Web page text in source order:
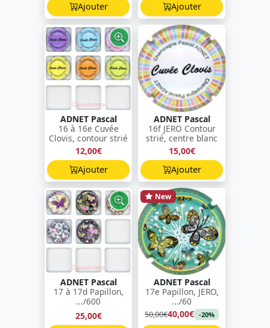
Ajouter
Ajouter
ADNET Pascal
16 à 16e Cuvée
Clovis, contour strié
12,00€
Ajouter
ADNET Pascal
16f JERO Contour
strié, centre blanc
15,00€
Ajouter
ADNET Pascal
17 à 17d Papillon,
.../600
25,00€
New
ADNET Pascal
17e Papillon, JERO,
.../60
50,00€40,00€ -20%